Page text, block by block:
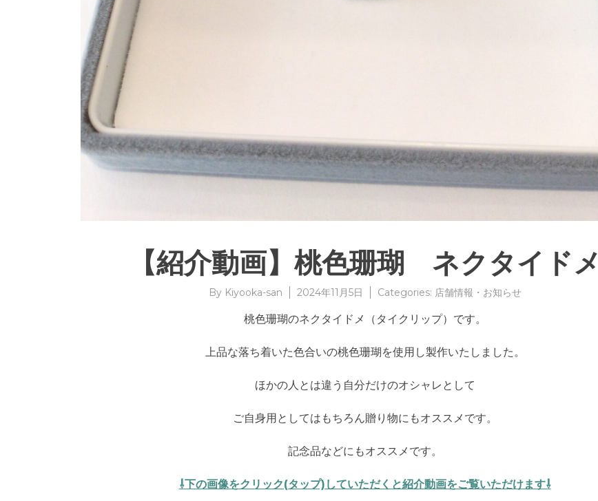
【紹介動画】桃色珊瑚 ネクタイドメ
By Kiyooka-san 2024年11月5日 Categories: 店舗情報・お知らせ
桃色珊瑚のネクタイドメ（タイクリップ）です。
上品な落ち着いた色合いの桃色珊瑚を使用し製作いたしました。
ほかの人とは違う自分だけのオシャレとして
ご自身用としてはもちろん贈り物にもオススメです。
記念品などにもオススメです。
⇩下の画像をクリック(タップ)していただくと紹介動画をご覧いただけます⇩